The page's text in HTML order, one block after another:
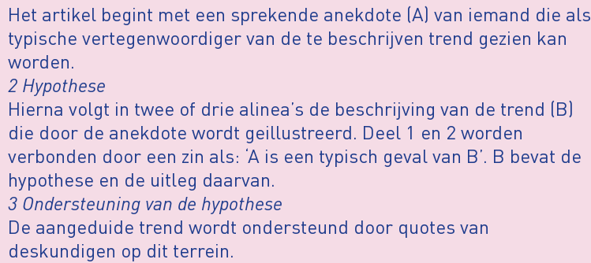
Het artikel begint met een sprekende anekdote (A) van iemand die als
typische vertegenwoordiger van de te beschrijven trend gezien kan
worden.
2 Hypothese
Hierna volgt in twee of drie alinea’s de beschrijving van de trend (B)
die door de anekdote wordt geillustreerd. Deel 1 en 2 worden
verbonden door een zin als: ‘A is een typisch geval van B’. B bevat de
hypothese en de uitleg daarvan.
3 Ondersteuning van de hypothese
De aangeduide trend wordt ondersteund door quotes van
deskundigen op dit terrein.